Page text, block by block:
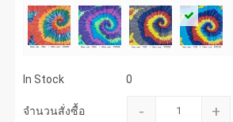
In Stock 0
จำนวนสั่งซื้อ - +